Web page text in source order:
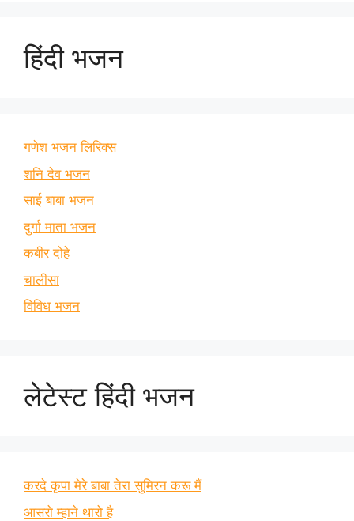
हिंदी भजन
गणेश भजन लिरिक्स
शनि देव भजन
साई बाबा भजन
दुर्गा माता भजन
कबीर दोहे
चालीसा
विविध भजन
लेटेस्ट हिंदी भजन
करदे कृपा मेरे बाबा तेरा सुमिरन करू मैं
आसरो म्हाने थारो है